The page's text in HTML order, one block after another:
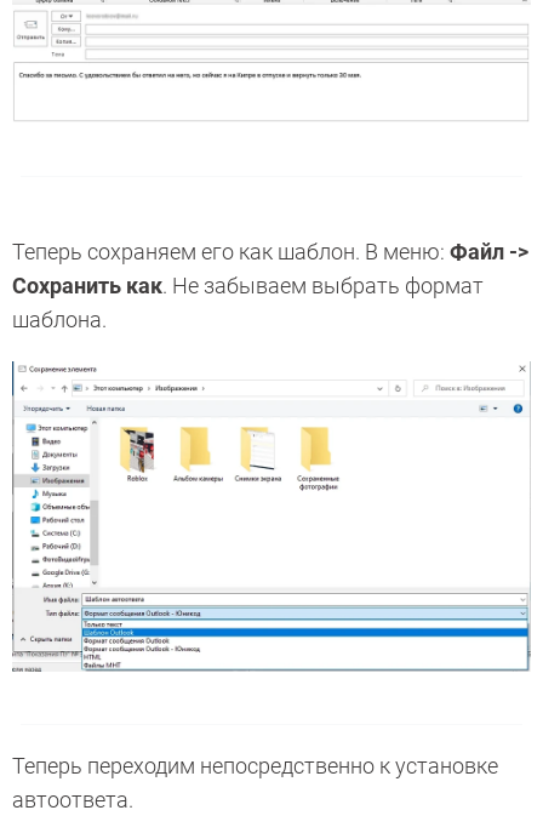
Теперь сохраняем его как шаблон. В меню: Файл ->
Сохранить как. Не забываем выбрать формат
шаблона.
Теперь переходим непосредственно к установке
автоответа.